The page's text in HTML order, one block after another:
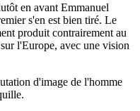
en avant Emmanuel
s'en est bien tiré. Le
produit contrairement au
l'Europe, avec une vision
d'image de l'homme